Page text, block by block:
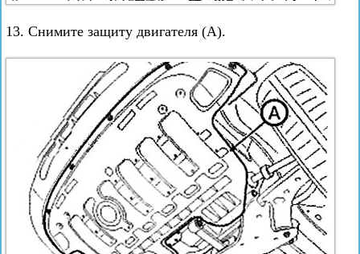
13. Снимите защиту двигателя (А).